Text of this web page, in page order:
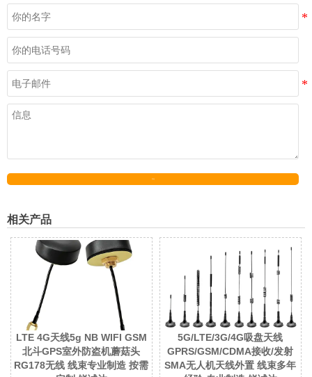
相关产品
LTE 4G天线5g NB WIFI GSM
北斗GPS室外防盗机蘑菇头
RG178无线 线束专业制造 按需
5G/LTE/3G/4G吸盘天线
GPRS/GSM/CDMA接收/发射
SMA无人机天线外置 线束多年